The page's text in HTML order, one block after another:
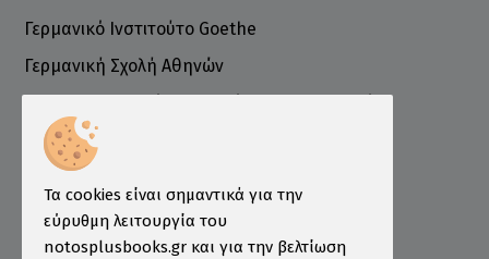
Γερμανικό Ινστιτούτο Goethe
Γερμανική Σχολή Αθηνών
Επιμελητήριο
Ινστιτούτο ÖSD Ελλάδας
Πληροφορίες
Τρόποι Παραγγελίας
Τα cookies είναι σημαντικά για την
εύρυθμη λειτουργία του
notosplusbooks.gr και για την βελτίωση